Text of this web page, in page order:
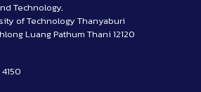
Technology,
of Technology Thanyaburi
Luang Pathum Thani 12120